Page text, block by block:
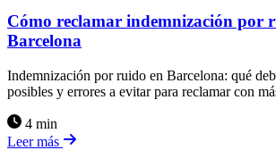
Cómo reclamar indemnización por
Barcelona
Indemnización por ruido en Barcelona: qué
posibles y errores a evitar para reclamar con
4 min
Leer más